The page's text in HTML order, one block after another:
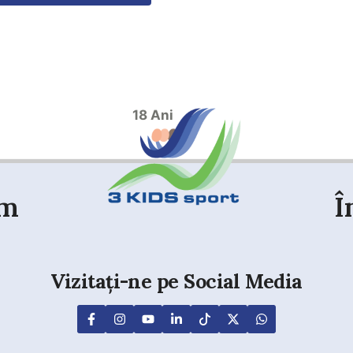
18 Ani
Vizitați-ne pe Social Media